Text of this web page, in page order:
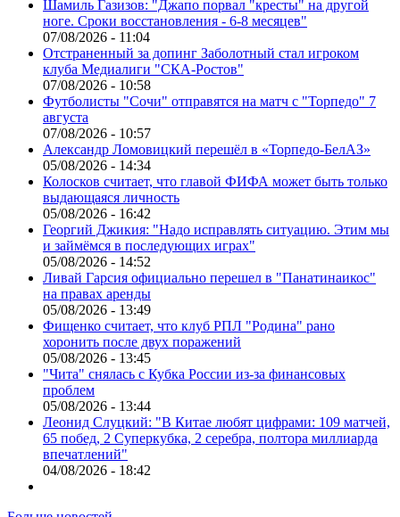
Шамиль Газизов: "Джапо порвал "кресты" на другой
ноге. Сроки восстановления - 6-8 месяцев"
07/08/2026 - 11:04
Отстраненный за допинг Заболотный стал игроком
клуба Медиалиги "СКА-Ростов"
07/08/2026 - 10:58
Футболисты "Сочи" отправятся на матч с "Торпедо" 7
августа
07/08/2026 - 10:57
Александр Ломовицкий перешёл в «Торпедо-БелАЗ»
05/08/2026 - 14:34
Колосков считает, что главой ФИФА может быть только
выдающаяся личность
05/08/2026 - 16:42
Георгий Джикия: "Надо исправлять ситуацию. Этим мы
и займёмся в последующих играх"
05/08/2026 - 14:52
Ливай Гарсия официально перешел в "Панатинаикос"
на правах аренды
05/08/2026 - 13:49
Фищенко считает, что клуб РПЛ "Родина" рано
хоронить после двух поражений
05/08/2026 - 13:45
"Чита" снялась с Кубка России из-за финансовых
проблем
05/08/2026 - 13:44
Леонид Слуцкий: "В Китае любят цифрами: 109 матчей,
65 побед, 2 Суперкубка, 2 серебра, полтора миллиарда
впечатлений"
04/08/2026 - 18:42